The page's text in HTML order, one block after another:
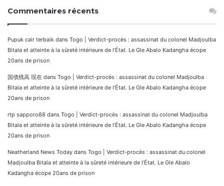
Commentaires récents
Pupuk cair terbaik dans Togo | Verdict-procès : assassinat du colonel Madjoulba
Bitala et atteinte à la sûreté intérieure de l’État. Le Gle Abalo Kadangha écope
20ans de prison
国債残高 現在 dans Togo | Verdict-procès : assassinat du colonel Madjoulba
Bitala et atteinte à la sûreté intérieure de l’État. Le Gle Abalo Kadangha écope
20ans de prison
rtp sapporo88 dans Togo | Verdict-procès : assassinat du colonel Madjoulba
Bitala et atteinte à la sûreté intérieure de l’État. Le Gle Abalo Kadangha écope
20ans de prison
Neatherland News Today dans Togo | Verdict-procès : assassinat du colonel
Madjoulba Bitala et atteinte à la sûreté intérieure de l’État. Le Gle Abalo
Kadangha écope 20ans de prison